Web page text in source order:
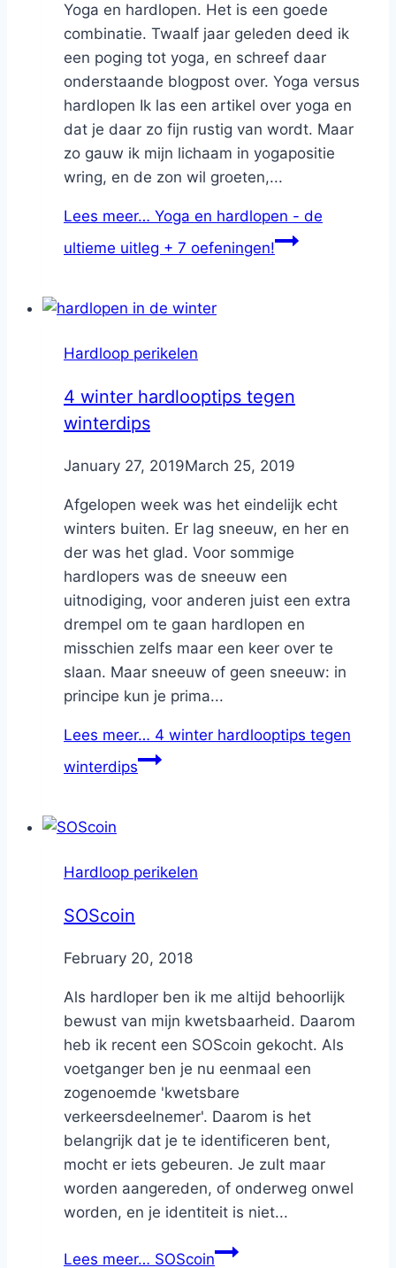
Yoga en hardlopen. Het is een goede
combinatie. Twaalf jaar geleden deed ik
een poging tot yoga, en schreef daar
onderstaande blogpost over. Yoga versus
hardlopen Ik las een artikel over yoga en
dat je daar zo fijn rustig van wordt. Maar
zo gauw ik mijn lichaam in yogapositie
wring, en de zon wil groeten,...
Lees meer… Yoga en hardlopen - de
ultieme uitleg + 7 oefeningen!
Hardloop perikelen
4 winter hardlooptips tegen
winterdips
ByNicole
January 27, 2019March 25, 2019
Afgelopen week was het eindelijk echt
winters buiten. Er lag sneeuw, en her en
der was het glad. Voor sommige
hardlopers was de sneeuw een
uitnodiging, voor anderen juist een extra
drempel om te gaan hardlopen en
misschien zelfs maar een keer over te
slaan. Maar sneeuw of geen sneeuw: in
principe kun je prima...
Lees meer… 4 winter hardlooptips tegen
winterdips
Hardloop perikelen
SOScoin
ByNicole
February 20, 2018
Als hardloper ben ik me altijd behoorlijk
bewust van mijn kwetsbaarheid. Daarom
heb ik recent een SOScoin gekocht. Als
voetganger ben je nu eenmaal een
zogenoemde 'kwetsbare
verkeersdeelnemer'. Daarom is het
belangrijk dat je te identificeren bent,
mocht er iets gebeuren. Je zult maar
worden aangereden, of onderweg onwel
worden, en je identiteit is niet...
Lees meer… SOScoin